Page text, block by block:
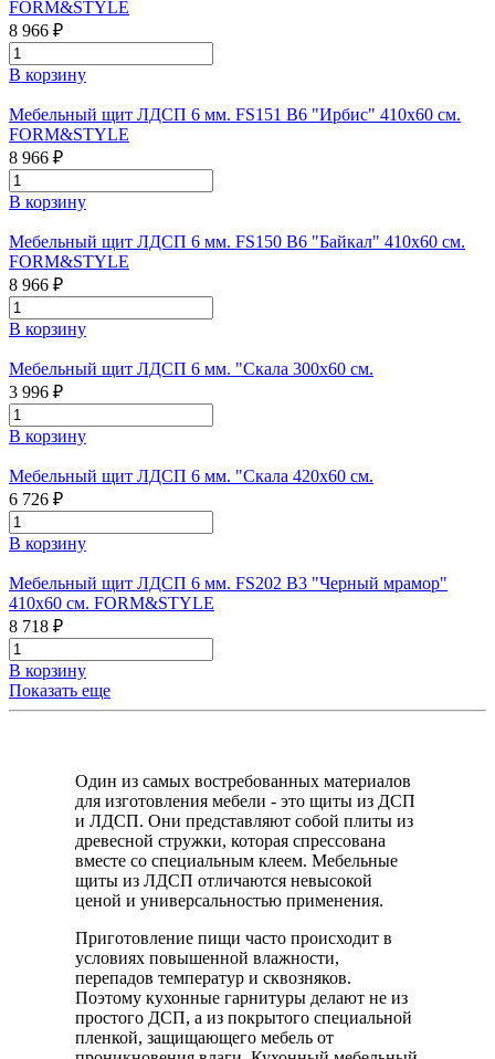
FORM&STYLE
8 966 ₽
В корзину
Мебельный щит ЛДСП 6 мм. FS151 B6 "Ирбис" 410х60 см.
FORM&STYLE
8 966 ₽
В корзину
Мебельный щит ЛДСП 6 мм. FS150 B6 "Байкал" 410х60 см.
FORM&STYLE
8 966 ₽
В корзину
Мебельный щит ЛДСП 6 мм. "Скала 300х60 см.
3 996 ₽
В корзину
Мебельный щит ЛДСП 6 мм. "Скала 420х60 см.
6 726 ₽
В корзину
Мебельный щит ЛДСП 6 мм. FS202 В3 "Черный мрамор"
410х60 см. FORM&STYLE
8 718 ₽
В корзину
Показать еще
Один из самых востребованных материалов
для изготовления мебели - это щиты из ДСП
и ЛДСП. Они представляют собой плиты из
древесной стружки, которая спрессована
вместе со специальным клеем. Мебельные
щиты из ЛДСП отличаются невысокой
ценой и универсальностью применения.
Приготовление пищи часто происходит в
условиях повышенной влажности,
перепадов температур и сквозняков.
Поэтому кухонные гарнитуры делают не из
простого ДСП, а из покрытого специальной
пленкой, защищающего мебель от